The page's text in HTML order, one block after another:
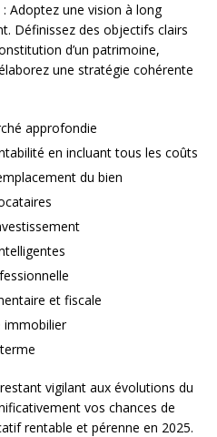
: Adoptez une vision à long
Définissez des objectifs clairs
d’un patrimoine,
une stratégie cohérente
approfondie
en incluant tous les coûts
du bien
et fiscale
immobilier
vigilant aux évolutions du
vos chances de
rentable et pérenne en 2025.